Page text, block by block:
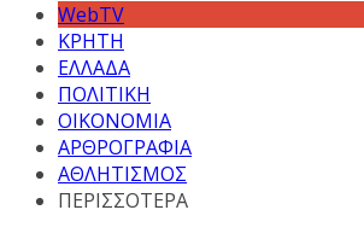
WebTV
ΚΡΗΤΗ
ΕΛΛΑΔΑ
ΠΟΛΙΤΙΚΗ
ΟΙΚΟΝΟΜΙΑ
ΑΡΘΡΟΓΡΑΦΙΑ
ΑΘΛΗΤΙΣΜΟΣ
ΠΕΡΙΣΣΟΤΕΡΑ